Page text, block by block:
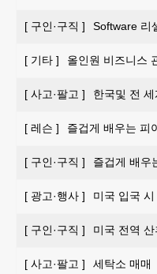
[ 구인·구직 ] Software 리
[ 기타 ] 올인원 비즈니스
[ 사고·팔고 ] 한국및 전
[ 레슨 ] 즐겁게 배우는 피
[ 구인·구직 ] 즐겁게 배우
[ 광고·행사 ] 미국 입국
[ 구인·구직 ] 미국 전역
[ 사고·팔고 ] 세탁소 매매